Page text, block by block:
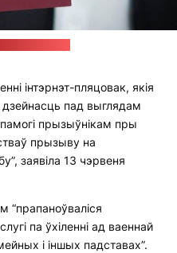
інтэрнэт-пляцовак, якія
пад выглядам
прызыўнікам пры
прызыву на
заявіла 13 чэрвеня
“прапаноўваліся
па ўхіленні ад ваеннай
і іншых падставах”.